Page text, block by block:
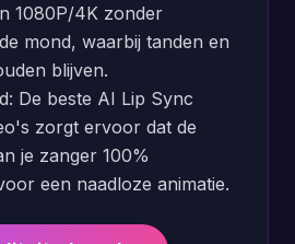
1080P/4K zonder
mond, waarbij tanden en
blijven.
De beste AI Lip Sync
zorgt ervoor dat de
je zanger 100%
een naadloze animatie.